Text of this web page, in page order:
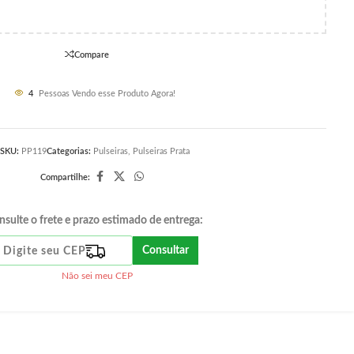
Compare
4 Pessoas Vendo esse Produto Agora!
SKU: PP119Categorias: Pulseiras, Pulseiras Prata
Compartilhe:
o frete e prazo estimado de entrega:
Consultar
Não sei meu CEP